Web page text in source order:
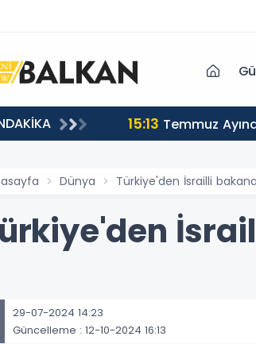
15:13 Temmuz
Dünya Türkiye'den İsrailli
29-07-2024 14:23
Güncelleme : 12-10-2024 16:13